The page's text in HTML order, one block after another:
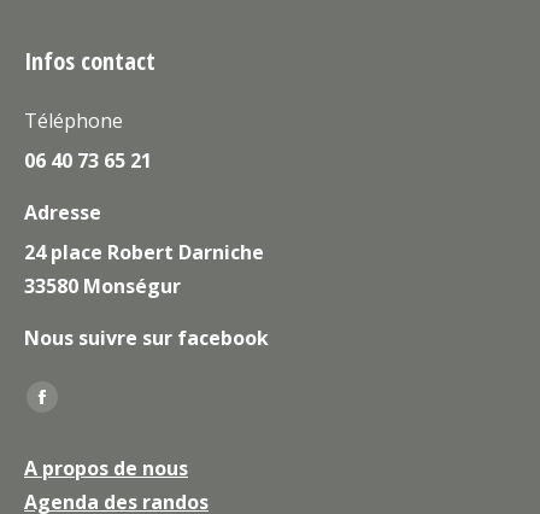
Infos contact
Téléphone
06 40 73 65 21
Adresse
24 place Robert Darniche
33580 Monségur
Nous suivre sur facebook
Trouvez nous sur :
La
Facebook
s'ouvre
A propos de nous
Agenda des randos